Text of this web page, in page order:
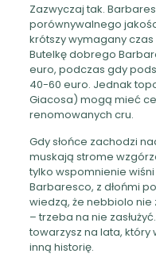
Zazwyczaj tak.
porównywalnego
krótszy wymagany
Butelkę dobrego
euro, podczas gdy
40-60 euro. Jednak
Giacosa) mogą mieć
renomowanych cru.
Gdy słońce zachodzi
muskają strome
tylko wspomnienie wiśni
Barbaresco, z dłońmi
wiedzą, że nebbiolo
– trzeba na nie
towarzysz na lata,
inną historię.